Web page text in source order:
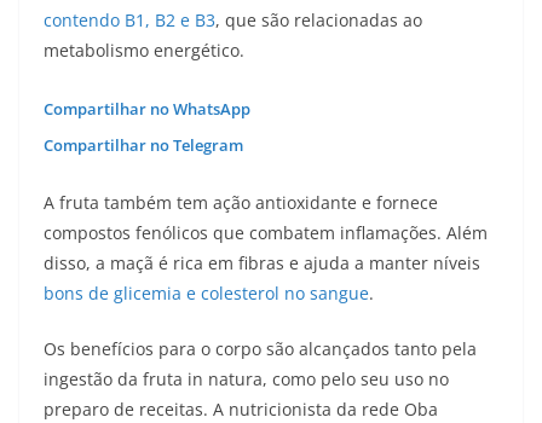
contendo B1, B2 e B3, que são relacionadas ao
metabolismo energético.
Compartilhar no WhatsApp
Compartilhar no Telegram
A fruta também tem ação antioxidante e fornece
compostos fenólicos que combatem inflamações. Além
disso, a maçã é rica em fibras e ajuda a manter níveis
bons de glicemia e colesterol no sangue.
Os benefícios para o corpo são alcançados tanto pela
ingestão da fruta in natura, como pelo seu uso no
preparo de receitas. A nutricionista da rede Oba